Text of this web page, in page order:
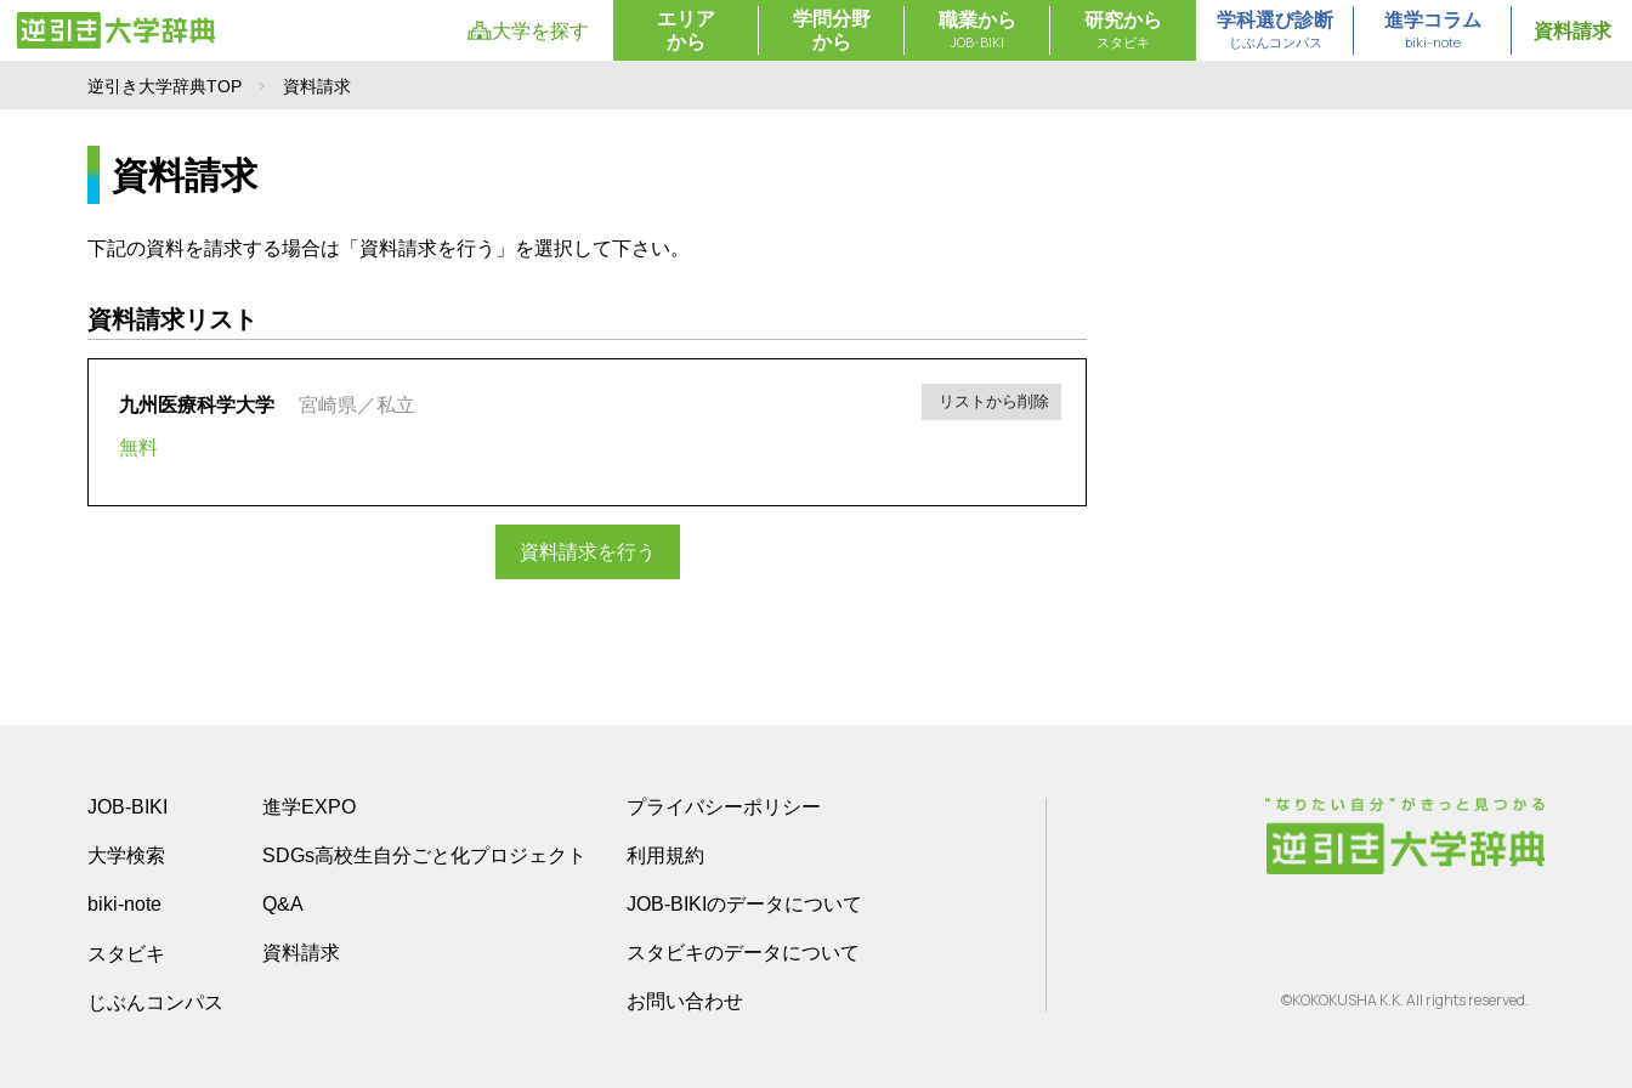
大学を探す
エリア
から
学問分野
から
職業から
JOB-BIKI
研究から
スタビキ
学科選び診断
じぶんコンパス
進学コラム
biki-note
資料請求
逆引き大学辞典TOP 資料請求
資料請求
下記の資料を請求する場合は「資料請求を行う」を選択して下さい。
資料請求リスト
九州医療科学大学 宮崎県／私立
無料
リストから削除
資料請求を行う
JOB-BIKI
大学検索
biki-note
スタビキ
じぶんコンパス
進学EXPO
SDGs高校生自分ごと化プロジェクト
Q&A
資料請求
プライバシーポリシー
利用規約
JOB-BIKIのデータについて
スタビキのデータについて
お問い合わせ ©KOKOKUSHA K.K. All rights reserved.